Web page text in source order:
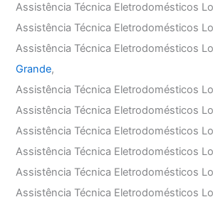
Assistência Técnica Eletrodomésticos
Assistência Técnica Eletrodomésticos
Assistência Técnica Eletrodomésticos
Grande,
Assistência Técnica Eletrodomésticos
Assistência Técnica Eletrodomésticos
Assistência Técnica Eletrodomésticos
Assistência Técnica Eletrodomésticos
Assistência Técnica Eletrodomésticos
Assistência Técnica Eletrodomésticos